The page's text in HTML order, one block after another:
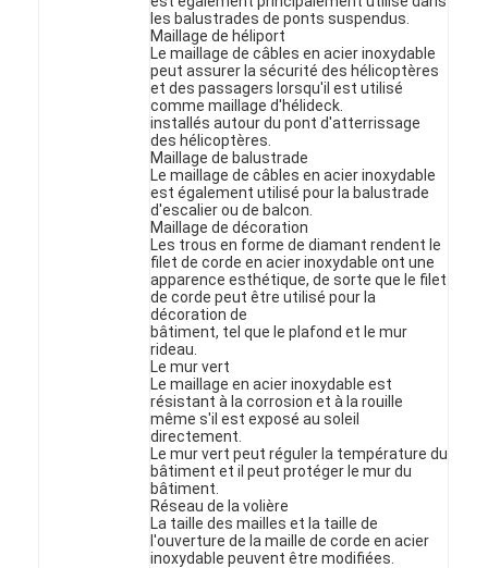
A propos de nous
Visite d'usine
les balustrades de ponts suspendus.
Maillage de héliport
Le maillage de câbles en acier inoxydable
peut assurer la sécurité des hélicoptères
et des passagers lorsqu'il est utilisé
comme maillage d'héli­deck.
installés autour du pont d'atterrissage
des hélicoptères.
Maillage de balustrade
Le maillage de câbles en acier inoxydable
est également utilisé pour la balustrade
d'escalier ou de balcon.
Maillage de décoration
Les trous en forme de diamant rendent le
filet de corde en acier inoxydable ont une
apparence esthétique, de sorte que le filet
de corde peut être utilisé pour la
décoration de
bâtiment, tel que le plafond et le mur
rideau.
Le mur vert
Le maillage en acier inoxydable est
résistant à la corrosion et à la rouille
même s'il est exposé au soleil
directement.
Le mur vert peut réguler la température du
bâtiment et il peut protéger le mur du
bâtiment.
Réseau de la volière
La taille des mailles et la taille de
l'ouverture de la maille de corde en acier
inoxydable peuvent être modifiées.